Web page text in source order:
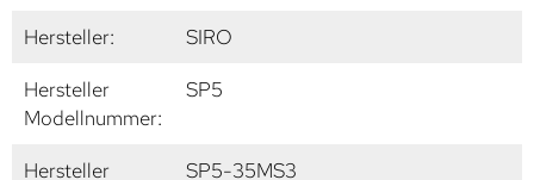
Hersteller:
SIRO
Hersteller
Modellnummer:
SP5
Hersteller
SP5-35MS3